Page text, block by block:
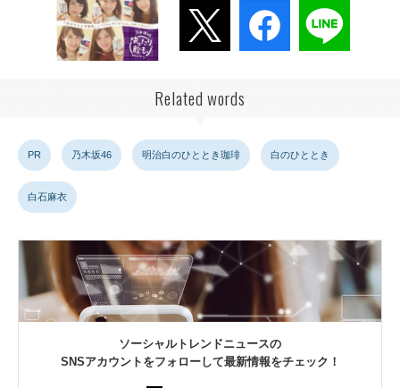
Related words
PR 乃木坂46 明治白のひととき珈琲 白のひととき
白石麻衣
ソーシャルトレンドニュースの
SNSアカウントをフォローして最新情報をチェック！